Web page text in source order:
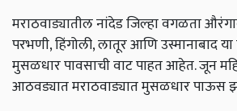
मराठवाड्यातील नांदेड जिल्हा वगळता
परभणी, हिंगोली, लातूर आणि उस्मानाबाद
मुसळधार पावसाची वाट पाहत आहेत. जून
आठवड्यात मराठवाड्यात मुसळधार पाऊस